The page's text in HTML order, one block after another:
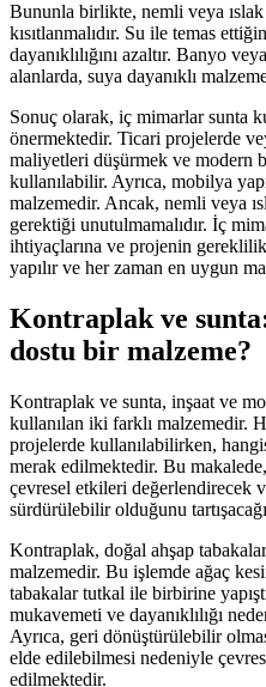
Bununla birlikte, nemli veya ıslak
kısıtlanmalıdır. Su ile temas
dayanıklılığını azaltır. Banyo
alanlarda, suya dayanıklı
Sonuç olarak, iç mimarlar sunta
önermektedir. Ticari projelerde
maliyetleri düşürmek ve modern
kullanılabilir. Ayrıca, mobilya
malzemedir. Ancak, nemli veya
gerektiği unutulmamalıdır. İç
ihtiyaçlarına ve projenin
yapılır ve her zaman en uygun
Kontraplak ve
dostu bir malzeme?
Kontraplak ve sunta, inşaat ve
kullanılan iki farklı malzemedir.
projelerde kullanılabilirken,
merak edilmektedir. Bu
çevresel etkileri değerlendirecek
sürdürülebilir olduğunu
Kontraplak, doğal ahşap
malzemedir. Bu işlemde ağaç
tabakalar tutkal ile birbirine
mukavemeti ve dayanıklılığı
Ayrıca, geri dönüştürülebilir
elde edilebilmesi nedeniyle
edilmektedir.